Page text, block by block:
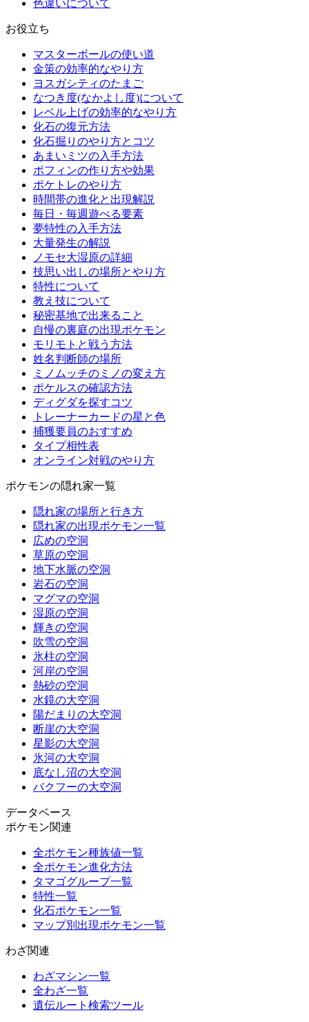
色違いについて
お役立ち
マスターボールの使い道
金策の効率的なやり方
ヨスガシティのたまご
なつき度(なかよし度)について
レベル上げの効率的なやり方
化石の復元方法
化石掘りのやり方とコツ
あまいミツの入手方法
ポフィンの作り方や効果
ポケトレのやり方
時間帯の進化と出現解説
毎日・毎週遊べる要素
夢特性の入手方法
大量発生の解説
ノモセ大湿原の詳細
技思い出しの場所とやり方
特性について
教え技について
秘密基地で出来ること
自慢の裏庭の出現ポケモン
モリモトと戦う方法
姓名判断師の場所
ミノムッチのミノの変え方
ポケルスの確認方法
ディグダを探すコツ
トレーナーカードの星と色
捕獲要員のおすすめ
タイプ相性表
オンライン対戦のやり方
ポケモンの隠れ家一覧
隠れ家の場所と行き方
隠れ家の出現ポケモン一覧
広めの空洞
草原の空洞
地下水脈の空洞
岩石の空洞
マグマの空洞
湿原の空洞
輝きの空洞
吹雪の空洞
氷柱の空洞
河岸の空洞
熱砂の空洞
水鏡の大空洞
陽だまりの大空洞
断崖の大空洞
星影の大空洞
氷河の大空洞
底なし沼の大空洞
バクフーの大空洞
データベース
ポケモン関連
全ポケモン種族値一覧
全ポケモン進化方法
タマゴグループ一覧
特性一覧
化石ポケモン一覧
マップ別出現ポケモン一覧
わざ関連
わざマシン一覧
全わざ一覧
遺伝ルート検索ツール